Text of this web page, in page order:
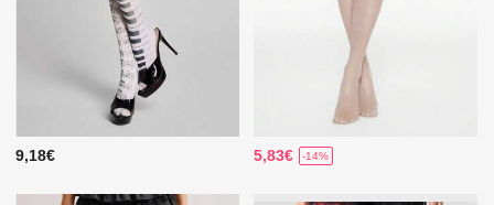
9,18€ 5,83€ -14%